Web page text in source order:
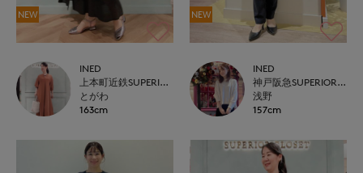
NEW
INED
上本町近鉄SUPERIORCLOSET
とがわ
163cm
NEW
INED
神戸阪急SUPERIORCLOSET
浅野
157cm